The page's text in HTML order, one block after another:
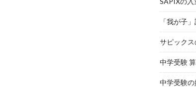
「我が子
サピック
中学受験
中学受験